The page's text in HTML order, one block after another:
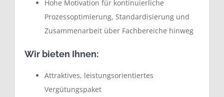
Hohe Motivation für kontinuierliche
Prozessoptimierung, Standardisierung und
Zusammenarbeit über Fachbereiche hinweg
Wir bieten Ihnen:
Attraktives, leistungsorientiertes
Vergütungspaket